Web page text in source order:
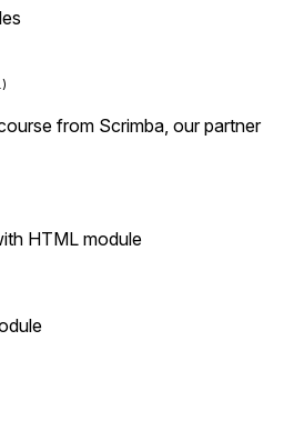
from Scrimba, our partner
HTML module